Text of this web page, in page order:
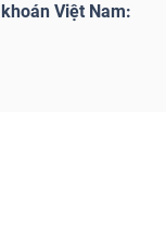
Việt Nam: